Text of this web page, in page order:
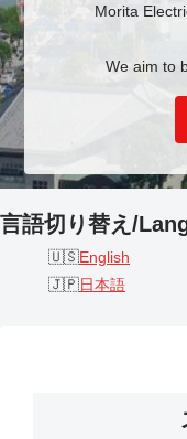
Morita
We aim to
言語切り替え/
English
日本語